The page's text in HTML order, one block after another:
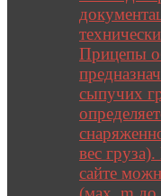
Прицепы
сыпучих
вес
сайте